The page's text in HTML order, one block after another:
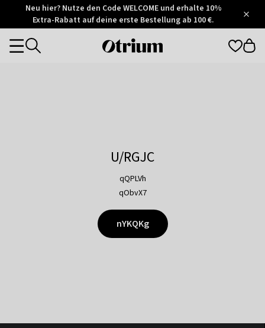
Otrium
Trustpilot
Neu hier? Nutze den Code WELCOME und erhalte 10%
Extra-Rabatt auf deine erste Bestellung ab 100 €.
Otrium
Categories
U/RGJC
qQPLVh
qObvX7
nYKQKg